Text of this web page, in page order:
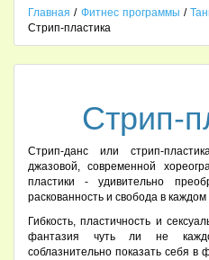
Главная / Фитнес программы /
Стрип-пластика
Стрип-
Стрип-данс или стрип-
джазовой, современной
пластики - удивительно
раскованность и свобода в
Гибкость, пластичность и
фантазия чуть ли не
соблазнительно показать себя в